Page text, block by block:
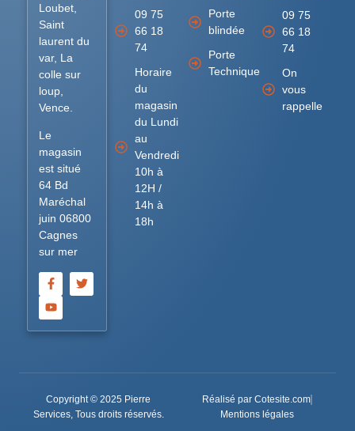
Loubet,
Saint
laurent du
var, La
colle sur
loup,
Vence.
Le
magasin
est situé
64 Bd
Maréchal
juin 06800
Cagnes
sur mer
09 75
66 18
74
Horaire
du
magasin
du Lundi
au
Vendredi
10h à
12H /
14h à
18h
Porte
blindée
Porte
Technique
09 75
66 18
74
On
vous
rappelle
Copyright © 2025 Pierre
Services, Tous droits réservés.
Réalisé par Cotesite.com
Mentions légales